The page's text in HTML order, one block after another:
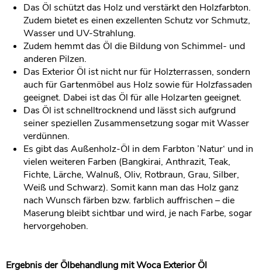
Das Öl schützt das Holz und verstärkt den Holzfarbton.
Zudem bietet es einen exzellenten Schutz vor Schmutz,
Wasser und UV-Strahlung.
Zudem hemmt das Öl die Bildung von Schimmel- und
anderen Pilzen.
Das Exterior Öl ist nicht nur für Holzterrassen, sondern
auch für Gartenmöbel aus Holz sowie für Holzfassaden
geeignet. Dabei ist das Öl für alle Holzarten geeignet.
Das Öl ist schnelltrocknend und lässt sich aufgrund
seiner speziellen Zusammensetzung sogar mit Wasser
verdünnen.
Es gibt das Außenholz-Öl in dem Farbton ’Natur‘ und in
vielen weiteren Farben (Bangkirai, Anthrazit, Teak,
Fichte, Lärche, Walnuß, Oliv, Rotbraun, Grau, Silber,
Weiß und Schwarz). Somit kann man das Holz ganz
nach Wunsch färben bzw. farblich auffrischen – die
Maserung bleibt sichtbar und wird, je nach Farbe, sogar
hervorgehoben.
Ergebnis der Ölbehandlung mit Woca Exterior Öl